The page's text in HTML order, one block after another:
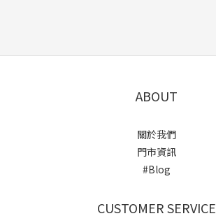
ABOUT
關於我們
門市資訊
#Blog
CUSTOMER SERVICE